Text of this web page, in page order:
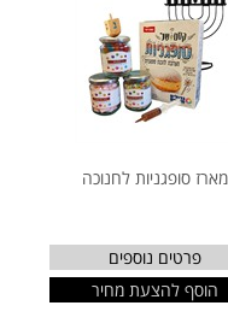
מארז סופגניות לחנוכה
פרטים נוספים
הוסף להצעת מחיר